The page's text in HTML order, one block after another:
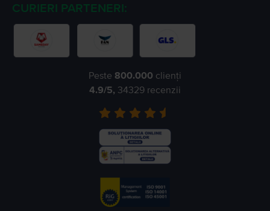
CURIERI PARTENERI:
Peste 800.000 clienți
4.9/5, 34329 recenzii